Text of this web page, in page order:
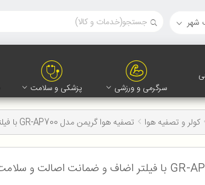
شهر
سرگرمی و ورزشی پزشکی و سلامت
کولر و تصفیه هوا تصفیه هوا گریمن مدل GR-AP700 با فیلتر اضاف